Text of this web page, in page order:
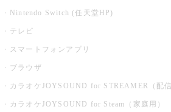
Nintendo Switch (任天堂HP)
テレビ
スマートフォンアプリ
ブラウザ
カラオケJOYSOUND for STREAMER（配信
カラオケJOYSOUND for Steam（家庭用）